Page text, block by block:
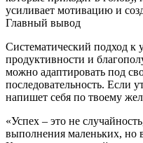
усиливает мотивацию и
Главный вывод
Систематический подход к
продуктивности и
можно адаптировать под
последовательность. Если
напишет себя по твоему
«Успех – это не
выполнения маленьких,